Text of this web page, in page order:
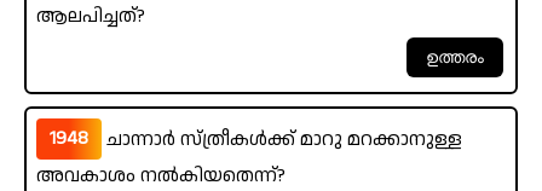
ആലപിച്ചത്?
1948
ചാന്നാർ സ്ത്രീകൾക്ക് മാറു മറക്കാനുള്ള
അവകാശം നൽകിയതെന്ന്?